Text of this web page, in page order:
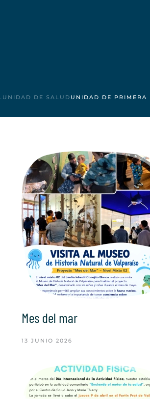
UNIDAD DE SALUD UNIDAD DE PRIMERA
Mes del mar
13 JUNIO 2026